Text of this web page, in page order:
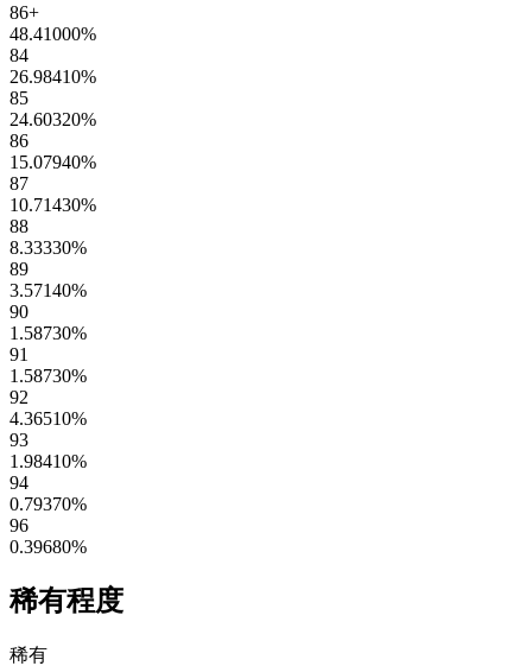
86+
48.41000%
84
26.98410%
85
24.60320%
86
15.07940%
87
10.71430%
88
8.33330%
89
3.57140%
90
1.58730%
91
1.58730%
92
4.36510%
93
1.98410%
94
0.79370%
96
0.39680%
稀有程度
稀有